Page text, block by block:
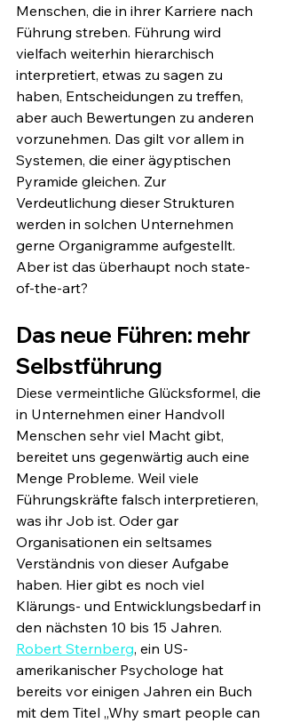
Menschen, die in ihrer Karriere nach
Führung streben. Führung wird
vielfach weiterhin hierarchisch
interpretiert, etwas zu sagen zu
haben, Entscheidungen zu treffen,
aber auch Bewertungen zu anderen
vorzunehmen. Das gilt vor allem in
Systemen, die einer ägyptischen
Pyramide gleichen. Zur
Verdeutlichung dieser Strukturen
werden in solchen Unternehmen
gerne Organigramme aufgestellt.
Aber ist das überhaupt noch state-
of-the-art?
Das neue Führen: mehr
Selbstführung
Diese vermeintliche Glücksformel, die
in Unternehmen einer Handvoll
Menschen sehr viel Macht gibt,
bereitet uns gegenwärtig auch eine
Menge Probleme. Weil viele
Führungskräfte falsch interpretieren,
was ihr Job ist. Oder gar
Organisationen ein seltsames
Verständnis von dieser Aufgabe
haben. Hier gibt es noch viel
Klärungs- und Entwicklungsbedarf in
den nächsten 10 bis 15 Jahren.
Robert Sternberg, ein US-
amerikanischer Psychologe hat
bereits vor einigen Jahren ein Buch
mit dem Titel „Why smart people can